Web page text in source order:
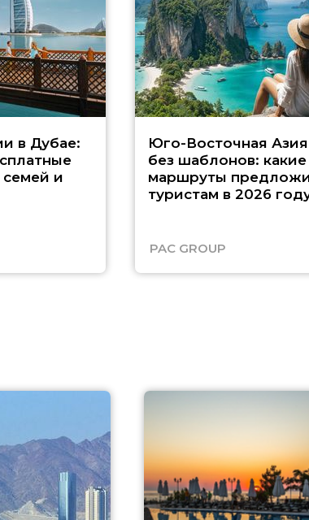
в Дубае:
и
Юго-Восточная Азия
без шаблонов: какие
маршруты
туристам в 2026
PAC GROUP